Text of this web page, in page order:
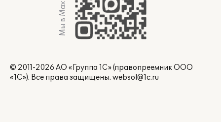
Мы в Max
© 2011-2026 АО «Группа 1С» (правопреемник ООО
«1С»). Все права защищены. websol@1c.ru